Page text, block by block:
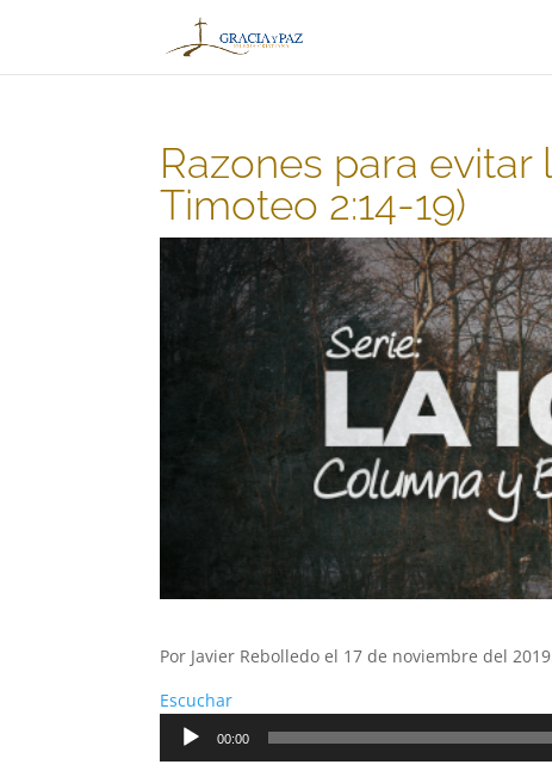
Razones para evitar
Timoteo 2:14-19)
Por Javier Rebolledo el 17 de noviembre del
Escuchar
Reproductor
00:00